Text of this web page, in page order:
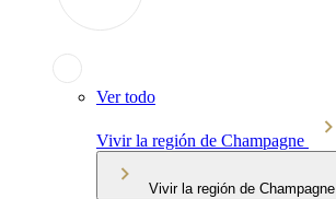
Ver todo
Vivir la región de Champagne
Vivir la región de Champagne